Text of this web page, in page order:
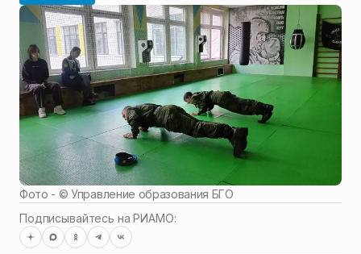
Фото - ©Управление образования БГО
Подписывайтесь на РИАМО: